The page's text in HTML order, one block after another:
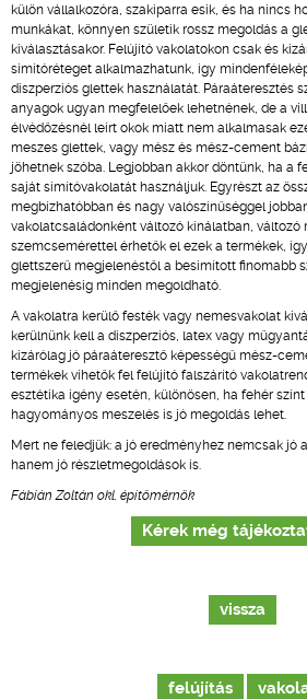
külön vállalkozóra, szakiparra esik, és ha nincs
munkákat, könnyen születik rossz megoldás a
kiválasztásakor. Felújító vakolatokon csak és
simítóréteget alkalmazhatunk, így
diszperziós glettek használatát. Páraáteresztés
anyagok ugyan megfelelőek lehetnének, de a
élvédőzésnél leírt okok miatt nem alkalmasak
meszes glettek, vagy mész és mész-cement
jöhetnek szóba. Legjobban akkor döntünk, ha a
saját simítóvakolatát használjuk. Egyrészt az
megbízhatóbban és nagy valószínűséggel
vakolatcsaládonként változó kínálatban, változó
szemcsemérettel érhetők el ezek a termékek,
glettszerű megjelenéstől a besimított finomabb
megjelenésig minden megoldható.
A vakolatra kerülő festék vagy nemesvakolat
kerülnünk kell a diszperziós, latex vagy
kizárólag jó páraáteresztő képességű mész-
termékek vihetők fel felújító falszárító
esztétika igény esetén, különösen, ha fehér
hagyományos meszelés is jó megoldás lehet.
Mert ne feledjük: a jó eredményhez nemcsak jó
hanem jó részletmegoldások is.
Fábián Zoltán okl. építőmérnök
Kérek még
vissza
felújítás